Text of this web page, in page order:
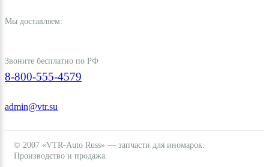
Мы доставляем:
Звоните бесплатно по РФ
8-800-555-4579
admin@vtr.su
© 2007 «VTR-Auto Russ» — запчасти для иномарок.
Производство и продажа.